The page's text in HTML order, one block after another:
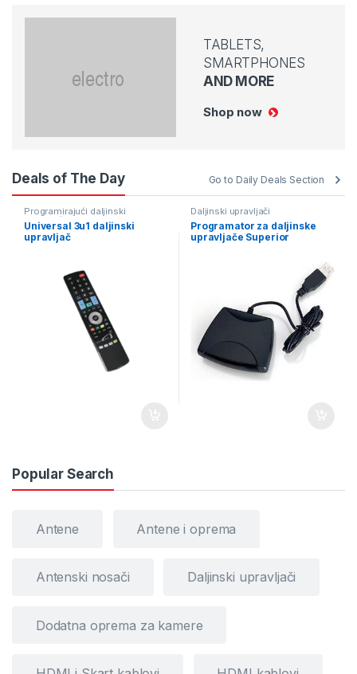
TABLETS,
SMARTPHONES
AND MORE
Shop now
Deals of The Day Go to Daily Deals Section
Programirajući daljinski
upravljači
Universal 3u1 daljinski
upravljač
Daljinski upravljači
Programator za daljinske
upravljače Superior
Popular Search
Antene Antene i oprema
Antenski nosači Daljinski upravljači
Dodatna oprema za kamere